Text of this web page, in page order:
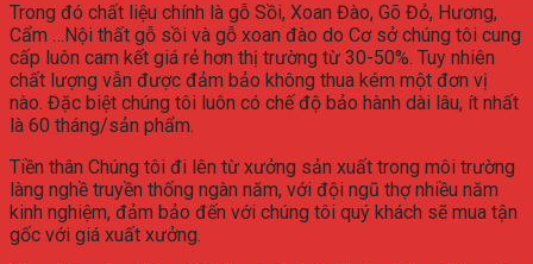
Trong đó chất liệu chính là gỗ Sồi, Xoan Đào, Gõ Đỏ, Hương,
Cẩm …Nội thất gỗ sồi và gỗ xoan đào do Cơ sở chúng tôi cung
cấp luôn cam kết giá rẻ hơn thị trường từ 30-50%. Tuy nhiên
chất lượng vẫn được đảm bảo không thua kém một đơn vị
nào. Đặc biệt chúng tôi luôn có chế độ bảo hành dài lâu, ít nhất
là 60 tháng/sản phẩm.
Tiền thân Chúng tôi đi lên từ xưởng sản xuất trong môi trường
làng nghề truyền thống ngàn năm, với đội ngũ thợ nhiều năm
kinh nghiệm, đảm bảo đến với chúng tôi quý khách sẽ mua tận
gốc với giá xuất xưởng.